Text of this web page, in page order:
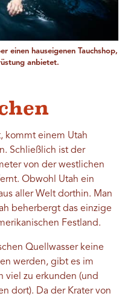
einen hauseigenen Tauchshop,
anbietet.
kommt einem Utah
Schließlich ist der
von der westlichen
Obwohl Utah ein
aller Welt dorthin. Man
beherbergt das einzige
Festland.
Quellwasser keine
werden, gibt es im
viel zu erkunden (und
dort). Da der Krater von